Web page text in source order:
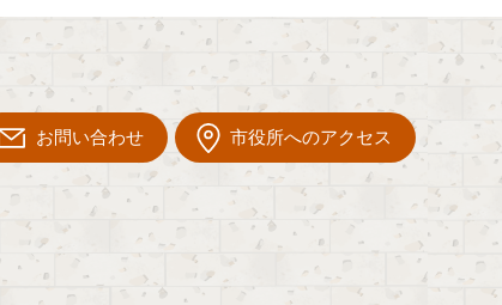
お問い合わせ 市役所へのアクセス